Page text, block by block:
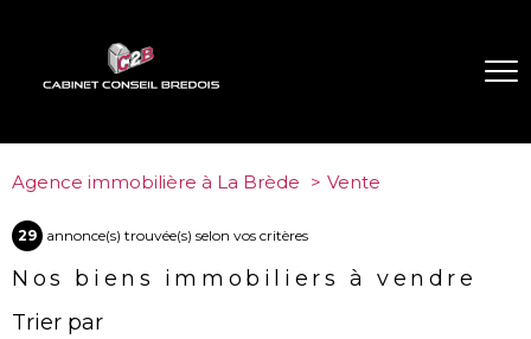
Agence immobilière à La Brède Vente
29 annonce(s) trouvée(s) selon vos critères
Nos biens immobiliers à vendre
Trier par